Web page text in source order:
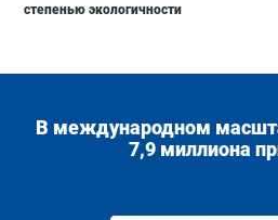
степенью экологичности
В международном
7,9 миллиона